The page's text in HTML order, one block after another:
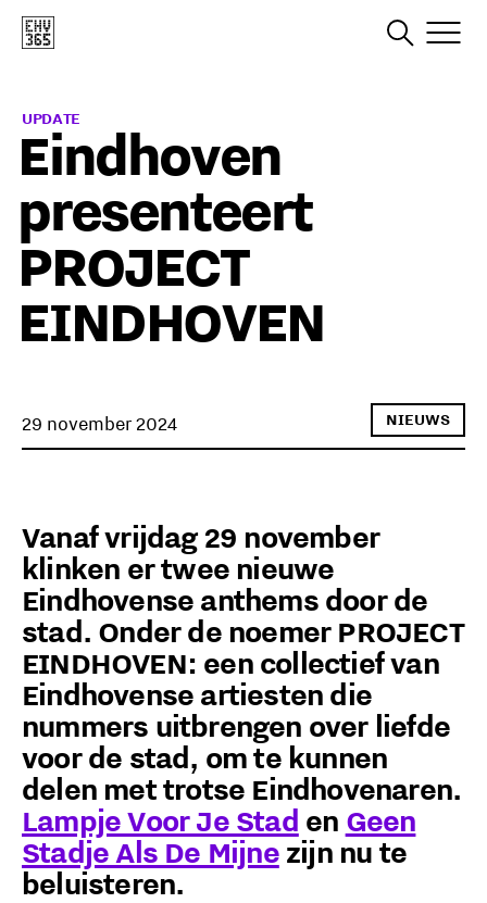
UPDATE
Eindhoven
presenteert
PROJECT
EINDHOVEN
29 november 2024 NIEUWS
Vanaf vrijdag 29 november
klinken er twee nieuwe
Eindhovense anthems door de
stad. Onder de noemer PROJECT
EINDHOVEN: een collectief van
Eindhovense artiesten die
nummers uitbrengen over liefde
voor de stad, om te kunnen
delen met trotse Eindhovenaren.
Lampje Voor Je Stad en Geen
Stadje Als De Mijnezijn nu te
beluisteren.